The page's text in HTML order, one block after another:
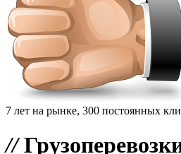
7 лет на рынке, 300 постоянных
//